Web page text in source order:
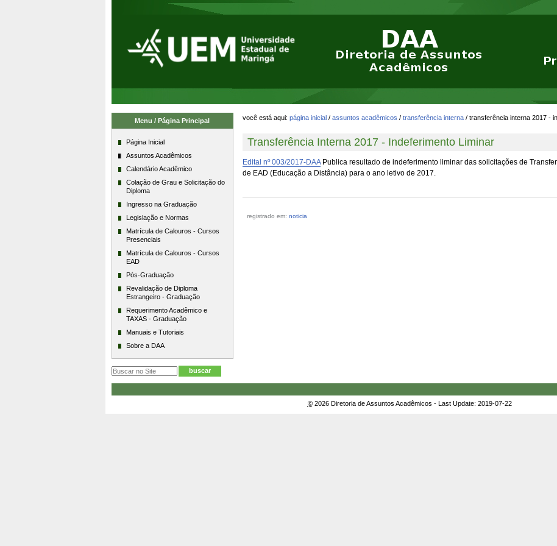
você está aqui: página inicial / assuntos acadêmicos / transferência interna / transferência interna 2017 -
Transferência Interna 2017 - Indeferimento Liminar
Edital nº 003/2017-DAAPublica resultado de indeferimento liminar das solicitações de
de EAD (Educação a Distância) para o ano letivo de 2017.
registrado em: noticia
Menu / Página Principal
Página Inicial
Assuntos Acadêmicos
Calendário Acadêmico
Colação de Grau e Solicitação do
Diploma
Ingresso na Graduação
Legislação e Normas
Matrícula de Calouros - Cursos
Presenciais
Matrícula de Calouros - Cursos
EAD
Pós-Graduação
Revalidação de Diploma
Estrangeiro - Graduação
Requerimento Acadêmico e
TAXAS - Graduação
Manuais e Tutoriais
Sobre a DAA
©2026 Diretoria de Assuntos Acadêmicos - Last Update: 2019-07-22